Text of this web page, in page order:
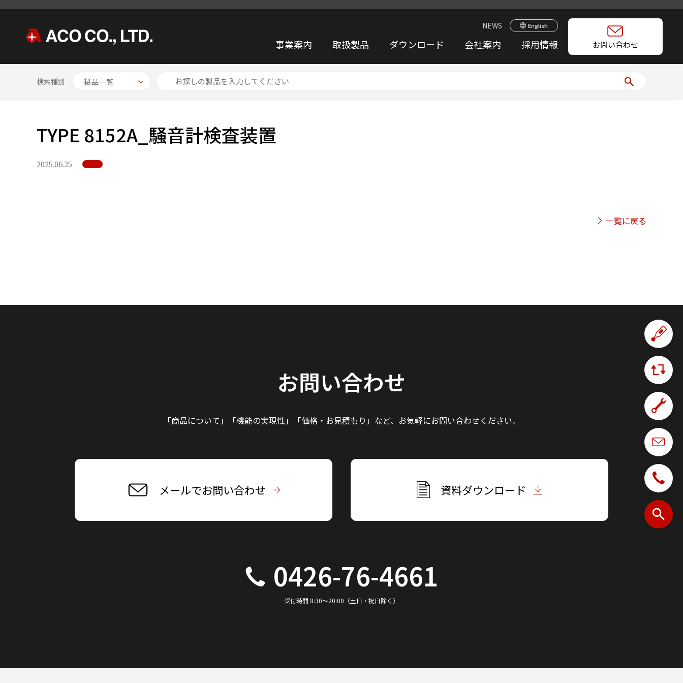
NEWS English
事業案内 取扱製品 ダウンロード 会社案内 採用情報 お問い合わせ
検索種別
HOME TYPE 8152A_騒音計検査装置
TYPE 8152A_騒音計検査装置
2025.06.25
一覧に戻る
お問い合わせ
「商品について」「機能の実現性」 「価格・お見積もり」など、 お気軽にお問い合わせください。
メールでお問い合わせ 資料ダウンロード
0426-76-4661
受付時間 8:30～20:00（土日・祝日除く）